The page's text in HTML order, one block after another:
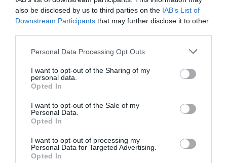
also be disclosed by us to third parties on the IAB’s List of
Downstream Participants that may further disclose it to other
Personal Data Processing Opt Outs
I want to opt-out of the Sharing of my
personal data.
Opted In
I want to opt-out of the Sale of my
Personal Data.
Opted In
I want to opt-out of processing my
Personal Data for Targeted Advertising.
Opted In
Τελευταία
νέα
ΘΕΑΤΡΟ - ΧΟΡΟΣ /
05.08.2026 | 20.02
Ευριπίδη σε